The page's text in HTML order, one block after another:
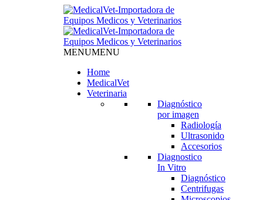
MENUMENU
Home
MedicalVet
Veterinaria
Diagnóstico
por imagen
Radiología
Ultrasonido
Accesorios
Diagnostico
In Vitro
Diagnóstico
Centrifugas